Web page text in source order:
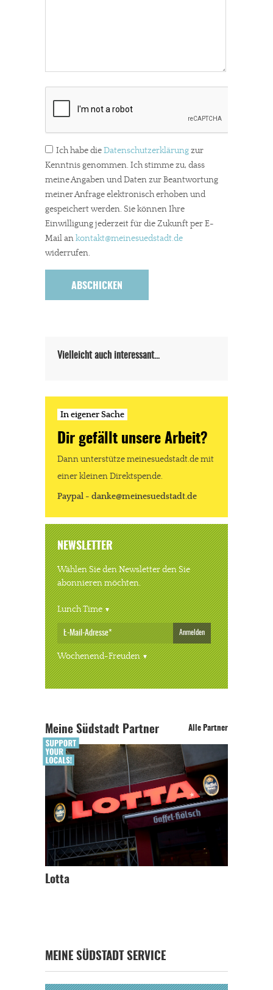
Ich habe dieDatenschutzerklärungzur
Kenntnis genommen. Ich stimme zu, dass
meine Angaben und Daten zur Beantwortung
meiner Anfrage elektronisch erhoben und
gespeichert werden. Sie können Ihre
Einwilligung jederzeit für die Zukunft per E-
Mail ankontakt@meinesuedstadt.de
widerrufen.
Vielleicht auch interessant…
In eigener Sache
Dir gefällt unsere Arbeit?
Dann unterstütze meinesuedstadt.de mit
einer kleinen Direktspende.
Paypal - danke@meinesuedstadt.de
NEWSLETTER
Wählen Sie den Newsletter den Sie
abonnieren möchten.
Lunch Time
Anmelden
Wochenend-Freuden
Meine Südstadt Partner Alle Partner
Lotta
MEINE SÜDSTADT SERVICE